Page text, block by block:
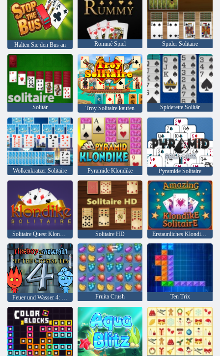
Halten Sie den Bus an Rommé Spiel Spider Solitaire
Solitär Troy Solitaire kaufen Spiderette Solitär
Wolkenkratzer Solitaire Pyramide Klondike Pyramide Solitaire
Solitaire Quest Klondike Solitaire HD Erstaunliches Klondike Solitaire
Fruita Crush Ten Trix